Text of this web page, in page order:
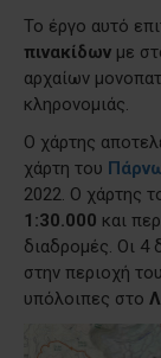
Το έργο αυτό
πινακίδων με
αρχαίων
κληρονομιάς.
Ο χάρτης
χάρτη του
2022. Ο χάρτης
1:30.000 και
διαδρομές. Οι 4
στην περιοχή του
υπόλοιπες στο